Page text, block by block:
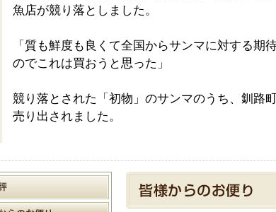
魚店が競り落としました。
「質も鮮度も良くて全国からサンマに対する
のでこれは買おうと思った」
競り落とされた「初物」のサンマのうち、釧路
売り出されました。